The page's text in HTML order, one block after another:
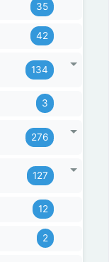
35
42
134
3
276
127
12
2